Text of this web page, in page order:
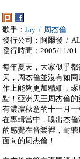
歌手： Jay / 周杰倫
發行公司：阿爾發 /
發行時間：2005/11/01
每年夏天，大家似乎
天，周杰倫並沒有如
作上能夠更加精細，
點！亞洲天王周杰倫
有濃濃秋意的十一月
在專輯當中，嗅出杰
的感覺在音樂裡，耐
面向的周杰倫！